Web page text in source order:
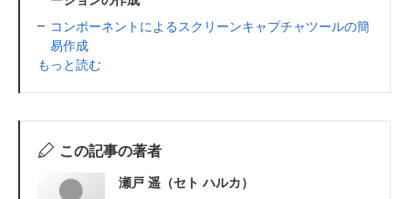
コンポーネントによるスクリーンキャプチャツールの簡
易作成
もっと読む
この記事の著者
瀬戸 遥（セト ハルカ）